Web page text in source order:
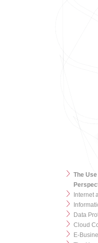
The
Internet
Data
Cloud
E-